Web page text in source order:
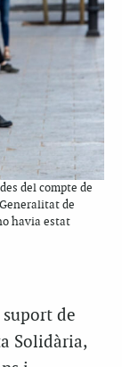
del compte de
de
havia estat
de
Solidària,